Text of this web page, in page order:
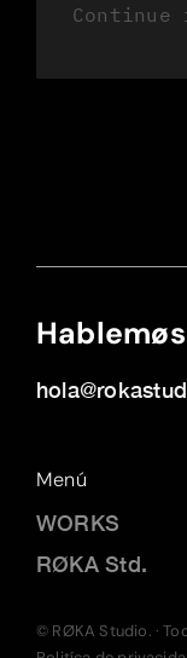
Continue
Hablemøs
Menú
WORKS
RØKA Std.
© RØKA Studio. ·